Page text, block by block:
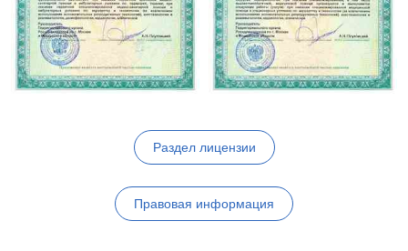
Раздел лицензии
Правовая информация